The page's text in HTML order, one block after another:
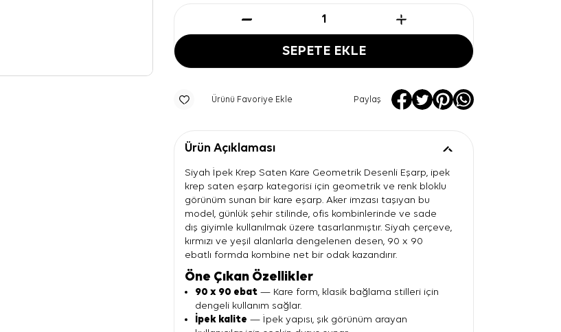
SEPETE EKLE
Ürünü Favoriye Ekle Paylaş
Ürün Açıklaması
Siyah İpek Krep Saten Kare Geometrik Desenli Eşarp, ipek
krep saten eşarp kategorisi için geometrik ve renk bloklu
görünüm sunan bir kare eşarp. Aker imzası taşıyan bu
model, günlük şehir stilinde, ofis kombinlerinde ve sade
dış giyimle kullanılmak üzere tasarlanmıştır. Siyah çerçeve,
kırmızı ve yeşil alanlarla dengelenen desen, 90 x 90
ebatlı formda kombine net bir odak kazandırır.
Öne Çıkan Özellikler
90 x 90 ebat — Kare form, klasik bağlama stilleri için
dengeli kullanım sağlar.
İpek kalite — İpek yapısı, şık görünüm arayan